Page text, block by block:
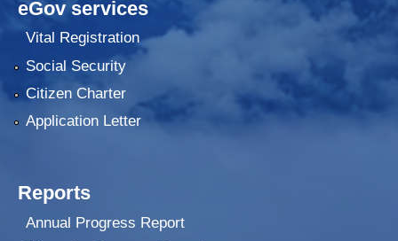
eGov services
Vital Registration
Social Security
Citizen Charter
Application Letter
Reports
Annual Progress Report